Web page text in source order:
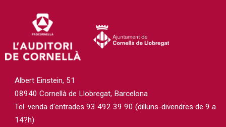
Albert Einstein, 51
08940 Cornellà de Llobregat, Barcelona
Tel. venda d'entrades 93 492 39 90 (dilluns-divendres de 9 a
14?h)